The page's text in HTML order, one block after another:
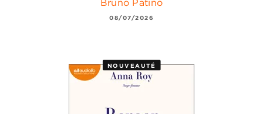
08/07/2026
NOUVEAUTÉ